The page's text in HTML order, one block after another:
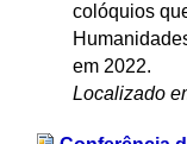
colóquios
em 2022.
Localizado